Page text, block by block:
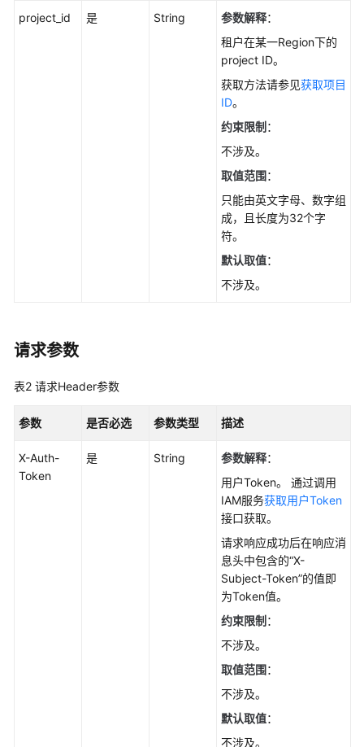
概
用
API
project_id 是 String 参数解释：
租户在某一Region下的
project ID。
获取方法请参见获取项目
ID。
约束限制 ：
不涉及。
取值范围：
只能由英文字母、数字组
成，且长度为32个字
符。
默认取值：
不涉及。
请求参数
表2 请求Header参数
参数 是否必选 参数类型 描述
X-Auth-
Token
是 String 参数解释：
用户Token。 通过调用
IAM服务获取用户Token
接口获取。
请求响应成功后在响应消
息头中包含的“X-
Subject-Token”的值即
为Token值。
约束限制 ：
不涉及。
取值范围：
不涉及。
默认取值：
不涉及。